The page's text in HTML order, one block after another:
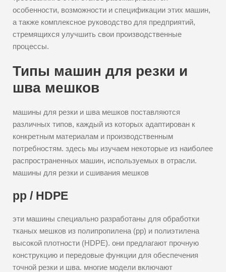
особенности, возможности и спецификации этих машин,
а также комплексное руководство для предприятий,
стремящихся улучшить свои производственные
процессы.
Типы машин для резки и
шва мешков
машины для резки и шва мешков поставляются
различных типов, каждый из которых адаптирован к
конкретным материалам и производственным
потребностям. здесь мы изучаем некоторые из наиболее
распространенных машин, используемых в отрасли.
машины для резки и сшивания мешков
pp / HDPE
эти машины специально разработаны для обработки
тканых мешков из полипропилена (pp) и полиэтилена
высокой плотности (HDPE). они предлагают прочную
конструкцию и передовые функции для обеспечения
точной резки и шва. многие модели включают